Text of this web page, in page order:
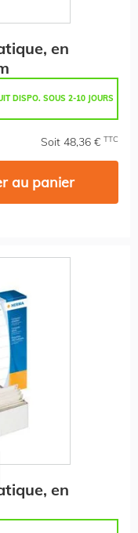
en
DISPO. SOUS 2-10 JOURS
Soit 48,36 € TTC
au panier
en